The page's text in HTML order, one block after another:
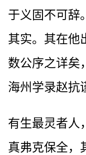
于义固不可辞
其实。其在他
数公序之详矣
海州学录赵抗
有生最灵者人
真弗克保全，